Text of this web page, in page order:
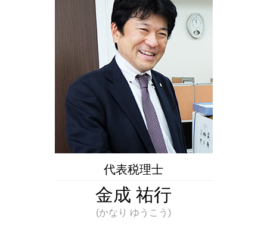
土地 売却 税金 特別 控除
死亡保険金 相続税
青色 申告 決算書 とは
損益計算書 とは
税務調査 どこまで調べる
控除限度額 とは
課税所得額 とは
税務 相談 とは
相続 調布市 相談
税務相談 国立市 税理士
不動産相続 東京都 税理士
相続 府中市 税理士
不動産相続 多摩市 相談
税務相談 埼玉県 相談
相続 埼玉県 税理士
税務相談 東京都 相談
相続 神奈川県 相談
不動産相続 神奈川県 税理士
税務相談 東京都 税理士代表税理士
金成 祐行